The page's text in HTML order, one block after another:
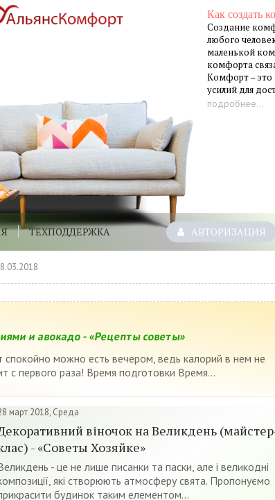
Как создать
Создание
любого
маленькой
комфорта
Комфорт – это
усилий для
подробнее...
ТЕХПОДДЕРЖКА АВТОРИЗАЦИЯ
и авокадо - «Рецепты советы»
спокойно можно есть вечером, ведь калорий в нем не
с первого раза! Время подготовки Время...
март 2018, Среда
віночок на Великдень
- «Советы Хозяйке»
- це не лише писанки та паски, але і великодні
які створюють атмосферу свята. Пропонуємо
будинок таким елементом...